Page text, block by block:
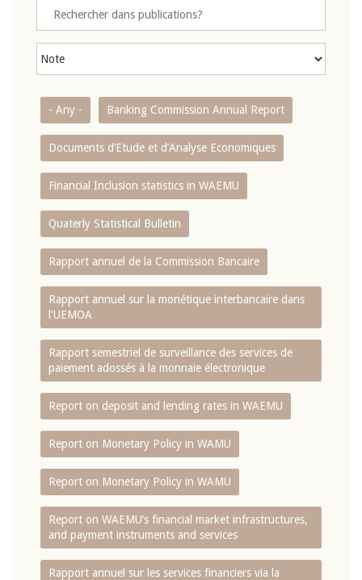
- Any - Banking Commission Annual Report
Documents d’Etude et d’Analyse Economiques
Financial Inclusion statistics in WAEMU
Quaterly Statistical Bulletin
Rapport annuel de la Commission Bancaire
Rapport annuel sur la monétique interbancaire dans
l'UEMOA
Rapport semestriel de surveillance des services de
paiement adossés à la monnaie électronique
Report on deposit and lending rates in WAEMU
Report on Monetary Policy in WAMU
Report on Monetary Policy in WAMU
Report on WAEMU’s financial market infrastructures,
and payment instruments and services
Rapport annuel sur les services financiers via la